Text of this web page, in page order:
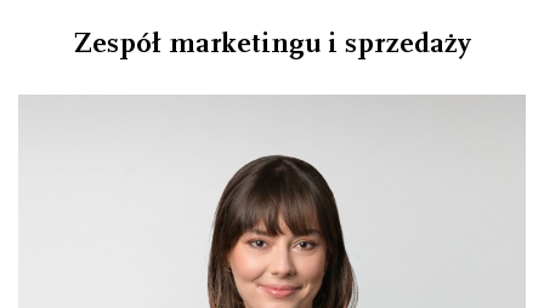
Zespół marketingu i sprzedaży